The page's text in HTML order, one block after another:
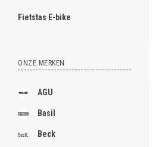
Fietstas E-bike
ONZE MERKEN
AGU
Basil
Beck
.
.
.
.